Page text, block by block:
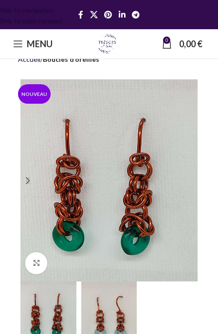
Skip to navigation
Skip to main content
MENU 0 0,00€
Accueil Boucles d’oreilles
NOUVEAU
Agrandir